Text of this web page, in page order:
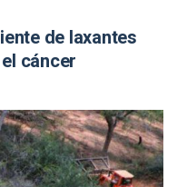
de laxantes
cáncer